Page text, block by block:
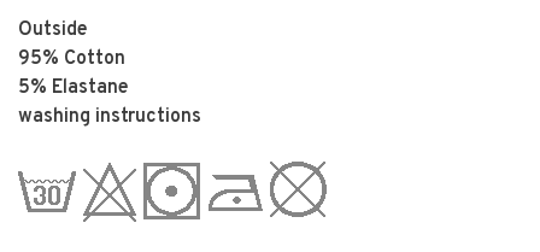
Outside
95% Cotton
5% Elastane
washing instructions